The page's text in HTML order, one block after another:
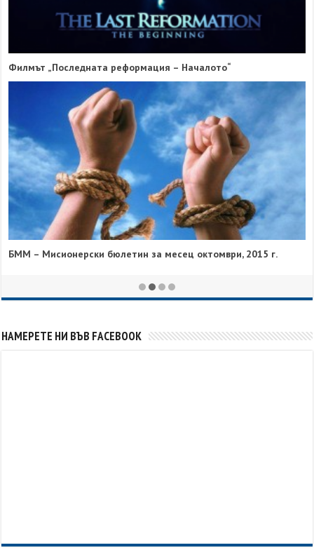
БММ – Мисионерски бюлетин за месец септември, 2015 г.
НАМЕРЕТЕ НИ ВЪВ FACEBOOK